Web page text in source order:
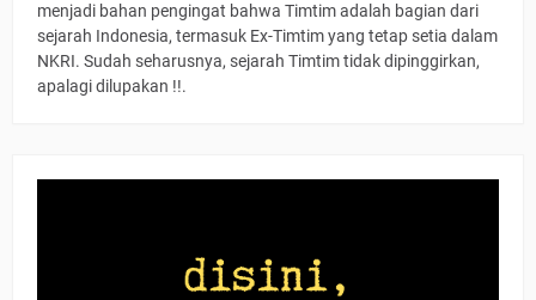
menjadi bahan pengingat bahwa Timtim adalah bagian dari
sejarah Indonesia, termasuk Ex-Timtim yang tetap setia dalam
NKRI. Sudah seharusnya, sejarah Timtim tidak dipinggirkan,
apalagi dilupakan !!.